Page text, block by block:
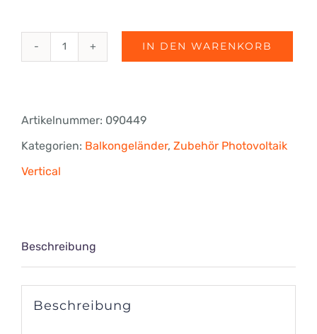
FISCHER
und
Unterlegscheibe
IN DEN WARENKORB
Artikelnummer: 090449
Kategorien: Balkongeländer, Zubehör Photovoltaik
Vertical
Beschreibung
Beschreibung